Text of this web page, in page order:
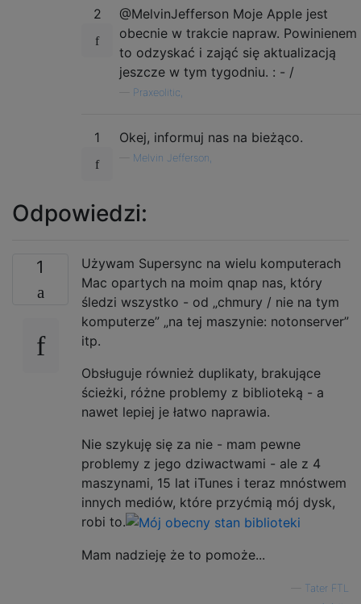
2
@MelvinJefferson Moje Apple jest
obecnie w trakcie napraw. Powinienem
to odzyskać i zająć się aktualizacją
jeszcze w tym tygodniu. : - /
Praxeolitic,
1 Okej, informuj nas na bieżąco.
Melvin Jefferson,
Odpowiedzi:
1
Używam Supersync na wielu komputerach
Mac opartych na moim qnap nas, który
śledzi wszystko - od „chmury / nie na tym
komputerze” „na tej maszynie: notonserver”
itp.
Obsługuje również duplikaty, brakujące
ścieżki, różne problemy z biblioteką - a
nawet lepiej je łatwo naprawia.
Nie szykuję się za nie - mam pewne
problemy z jego dziwactwami - ale z 4
maszynami, 15 lat iTunes i teraz mnóstwem
innych mediów, które przyćmią mój dysk,
robi to.
Mam nadzieję że to pomoże...
Tater FTL